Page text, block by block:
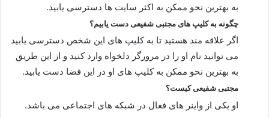
به بهترین نحو ممکن به اکثر سایت ها دسترسی یابید.
چگونه به کلیپ های مجتبی شفیعی دست یابیم؟
اگر علاقه مند هستید تا به کلیپ های این شخص دسترسی یابید
می توانید نام او را در مرورگر دلخواه وارد کنید و از این طریق
به بهترین نحو ممکن به کلیپ های او در این فضا دست یابید.
مجتبی شفیعی کیست؟
او یکی از واینر های فعال در شبکه های اجتماعی می باشد.